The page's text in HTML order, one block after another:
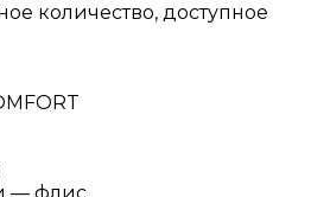
количество, доступное